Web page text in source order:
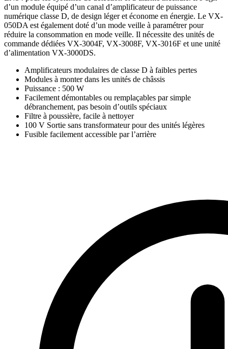
d’un module équipé d’un canal d’amplificateur de puissance
numérique classe D, de design léger et économe en énergie. Le VX-
050DA est également doté d’un mode veille à paramétrer pour
réduire la consommation en mode veille. Il nécessite des unités de
commande dédiées VX-3004F, VX-3008F, VX-3016F et une unité
d’alimentation VX-3000DS.
Amplificateurs modulaires de classe D à faibles pertes
Modules à monter dans les unités de châssis
Puissance : 500 W
Facilement démontables ou remplaçables par simple
débranchement, pas besoin d’outils spéciaux
Filtre à poussière, facile à nettoyer
100 V Sortie sans transformateur pour des unités légères
Fusible facilement accessible par l’arrière